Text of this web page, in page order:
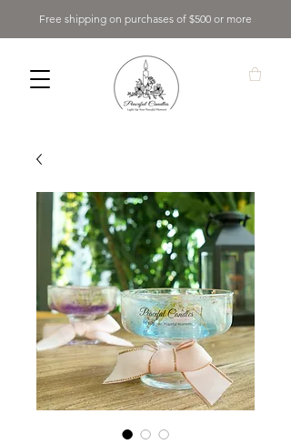
Free shipping on purchases of $500 or more